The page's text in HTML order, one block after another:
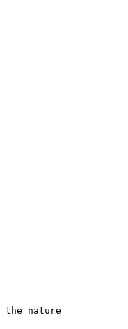
the nature